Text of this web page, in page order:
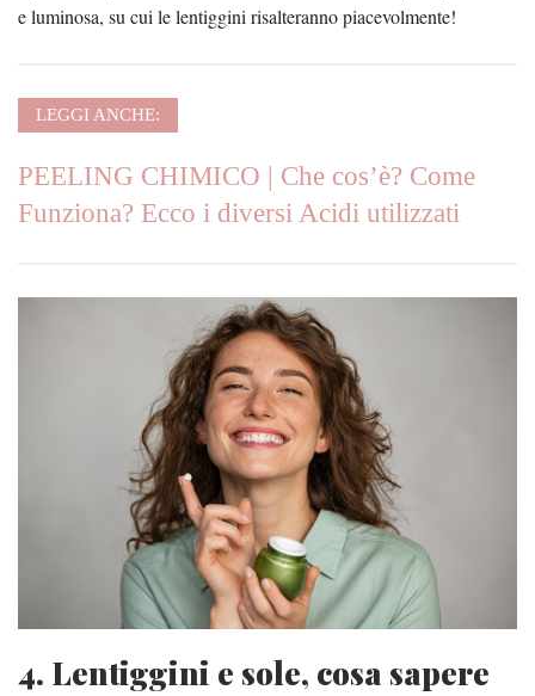
e luminosa, su cui le lentiggini risalteranno piacevolmente!
LEGGI ANCHE:
PEELING CHIMICO | Che cos’è? Come
Funziona? Ecco i diversi Acidi utilizzati
4. Lentiggini e sole, cosa sapere